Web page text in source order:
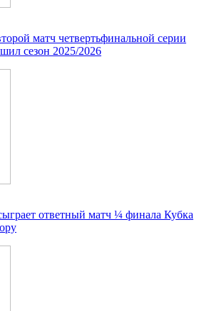
матч четвертьфинальной серии
сезон 2025/2026
ответный матч ¼ финала Кубка